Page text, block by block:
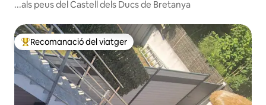
...als peus del Castell dels Ducs de Bretanya
Principals recomanacions dels viatgers
Recomanació del viatger